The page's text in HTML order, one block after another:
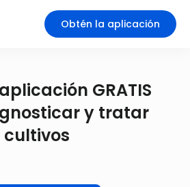
Obtén la aplicación
GRATIS
y tratar
cultivos